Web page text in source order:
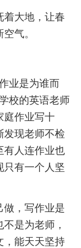
着大地，让春
气。
业是为谁而
校的英语老师
庭作业写十
发现老师不检
有人连作业也
只有一个人坚
做，写作业是
是为老师，
，能天天坚持